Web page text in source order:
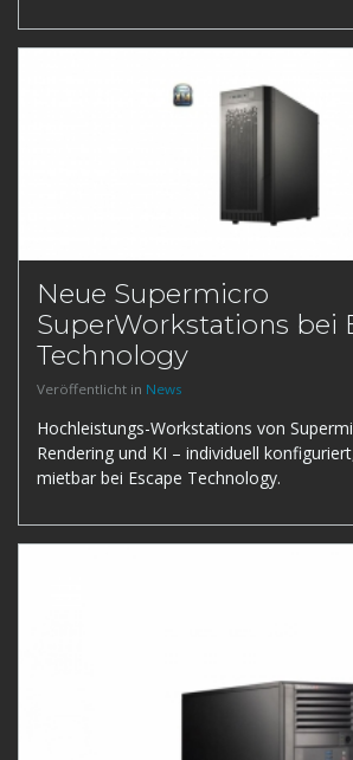
Neue Supermicro
SuperWorkstations bei
Technology
Veröffentlicht in News
Hochleistungs-Workstations von
Rendering und KI – individuell
mietbar bei Escape Technology.